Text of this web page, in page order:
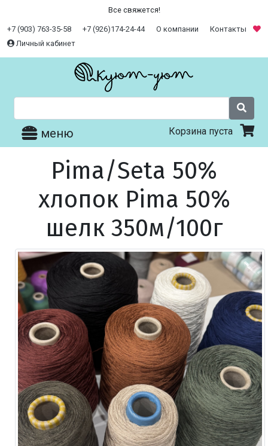
Все свяжется!
+7 (903) 763-35-58 +7 (926)174-24-44 О компании
Контакты
Личный кабинет
меню Корзина пуста
Pima/Seta 50%
хлопок Pima 50%
шелк 350м/100г